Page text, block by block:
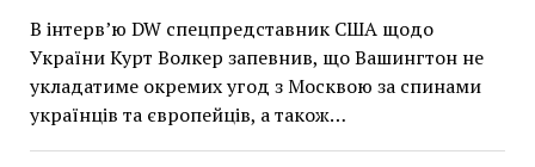
В інтерв’ю DW спецпредставник США щодо
України Курт Волкер запевнив, що Вашингтон не
укладатиме окремих угод з Москвою за спинами
українців та європейців, а також…